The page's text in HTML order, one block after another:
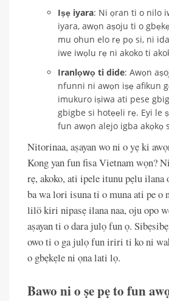
Iṣẹ iyara: Ni ọran ti o nilo
iyara, awọn aṣoju ti o
mu ohun elo rẹ pọ si, ni
iwe iwọlu rẹ ni akoko ti
Iranlọwọ ti dide: Awọn
nfunni ni awọn iṣẹ afikun
imukuro iṣiwa ati pese
gbigbe si hotẹẹli rẹ. Eyi le
fun awọn alejo igba akọkọ
Nitorinaa, aṣayan wo ni o yẹ ki
Kong yan fun fisa Vietnam wọn?
rẹ, akoko, ati ipele itunu pẹlu ilana
ba wa lori isuna ti o muna ati pe o
lilö kiri nipasẹ ilana naa, oju opo
aṣayan ti o dara julọ fun ọ.
owo ti o ga julọ fun iriri ti ko ni
o gbẹkẹle ni ọna lati lọ.
Bawo ni o ṣe pẹ to fun